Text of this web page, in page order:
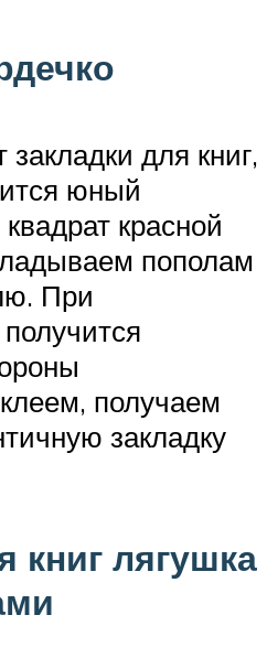
для книг,
юный
красной
пополам
При
получаем
закладку
книг лягушка